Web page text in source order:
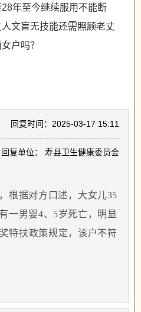
年至今继续服用不能断
文盲无技能还需照顾老丈
户吗？
回复时间：2025-03-17 15:11
回复单位： 寿县卫生健康委员会
据对方口述，大女儿35
一男婴4、5岁死亡，明显
特扶政策规定，该户不符